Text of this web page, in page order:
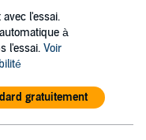
in the Iron Vex MC.
l'essai.
à
l'essai. Voir
gratuitement